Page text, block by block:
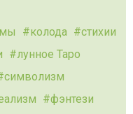
колода
стихии
лунное Таро
символизм
фэнтези